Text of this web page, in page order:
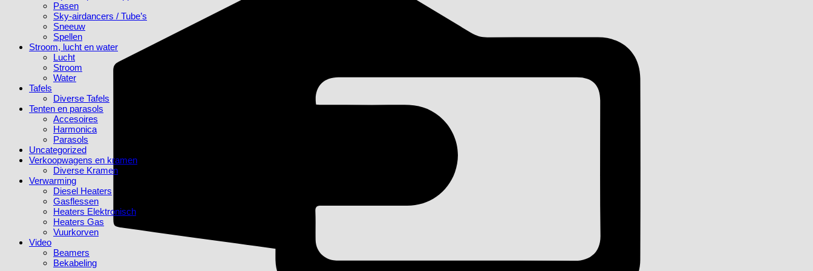
Pasen
Sky-airdancers / Tube’s
Sneeuw
Spellen
Stroom, lucht en water
Lucht
Stroom
Water
Tafels
Diverse Tafels
Tenten en parasols
Accesoires
Harmonica
Parasols
Uncategorized
Verkoopwagens en kramen
Diverse Kramen
Verwarming
Diesel Heaters
Gasflessen
Heaters Elektronisch
Heaters Gas
Vuurkorven
Video
Beamers
Bekabeling